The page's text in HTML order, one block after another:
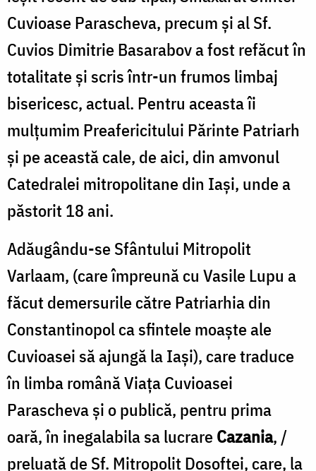
Cuvioase Parascheva, precum și al Sf.
Cuvios Dimitrie Basarabov a fost refăcut în
totalitate și scris într-un frumos limbaj
bisericesc, actual. Pentru aceasta îi
mulțumim Preafericitului Părinte Patriarh
și pe această cale, de aici, din amvonul
Catedralei mitropolitane din Iași, unde a
păstorit 18 ani.
Adăugându-se Sfântului Mitropolit
Varlaam, (care împreună cu Vasile Lupu a
făcut demersurile către Patriarhia din
Constantinopol ca sfintele moaște ale
Cuvioasei să ajungă la Iași), care traduce
în limba română Viața Cuvioasei
Parascheva și o publică, pentru prima
oară, în inegalabila sa lucrareCazania, /
preluată de Sf. Mitropolit Dosoftei, care, la